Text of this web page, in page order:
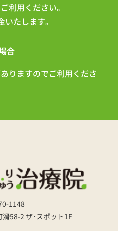
利用ください。
たします。
合
りますのでご利用くださ
1148
58-2 ザ･スポット1F